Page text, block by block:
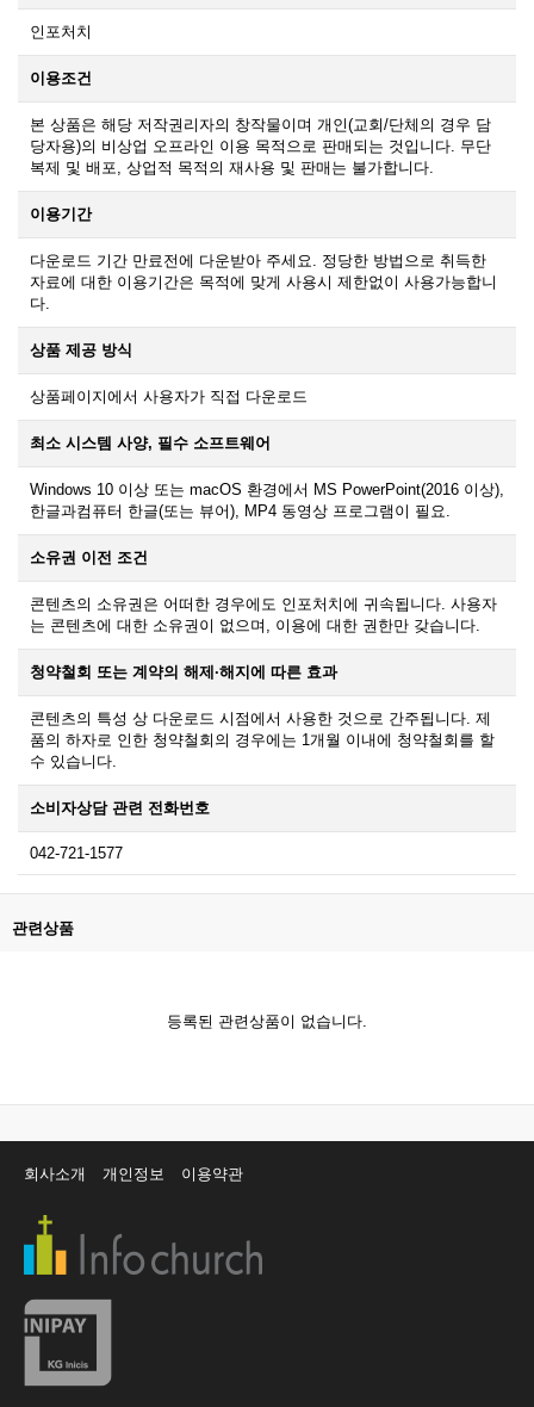
인포처치
이용조건
본 상품은 해당 저작권리자의 창작물이며 개인(교회/단체의 경우 담
당자용)의 비상업 오프라인 이용 목적으로 판매되는 것입니다. 무단
복제 및 배포, 상업적 목적의 재사용 및 판매는 불가합니다.
이용기간
다운로드 기간 만료전에 다운받아 주세요. 정당한 방법으로 취득한
자료에 대한 이용기간은 목적에 맞게 사용시 제한없이 사용가능합니
다.
상품 제공 방식
상품페이지에서 사용자가 직접 다운로드
최소 시스템 사양, 필수 소프트웨어
Windows 10 이상 또는 macOS 환경에서 MS PowerPoint(2016 이상),
한글과컴퓨터 한글(또는 뷰어), MP4 동영상 프로그램이 필요.
소유권 이전 조건
콘텐츠의 소유권은 어떠한 경우에도 인포처치에 귀속됩니다. 사용자
는 콘텐츠에 대한 소유권이 없으며, 이용에 대한 권한만 갖습니다.
청약철회 또는 계약의 해제·해지에 따른 효과
콘텐츠의 특성 상 다운로드 시점에서 사용한 것으로 간주됩니다. 제
품의 하자로 인한 청약철회의 경우에는 1개월 이내에 청약철회를 할
수 있습니다.
소비자상담 관련 전화번호
042-721-1577
관련상품
등록된 관련상품이 없습니다.
회사소개 개인정보 이용약관